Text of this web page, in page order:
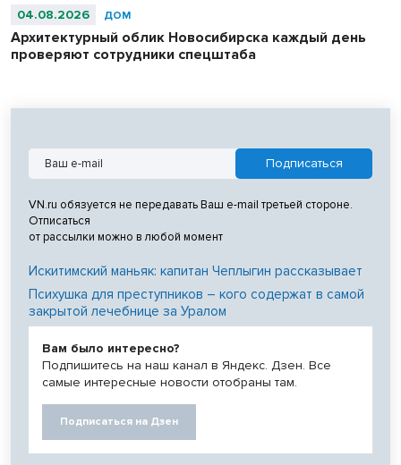
04.08.2026 ДОМ
Архитектурный облик Новосибирска каждый день
проверяют сотрудники спецштаба
VN.ru обязуется не передавать Ваш e-mail третьей стороне.
Отписаться
от рассылки можно в любой момент
Искитимский маньяк: капитан Чеплыгин рассказывает
Психушка для преступников – кого содержат в самой
закрытой лечебнице за Уралом
Вам было интересно?
Подпишитесь на наш канал в Яндекс. Дзен. Все
самые интересные новости отобраны там.
Подписаться на Дзен